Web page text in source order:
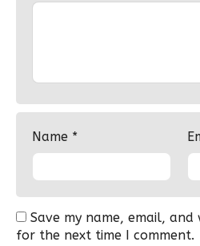
Name *
Save my name, email,
for the next time I comment.